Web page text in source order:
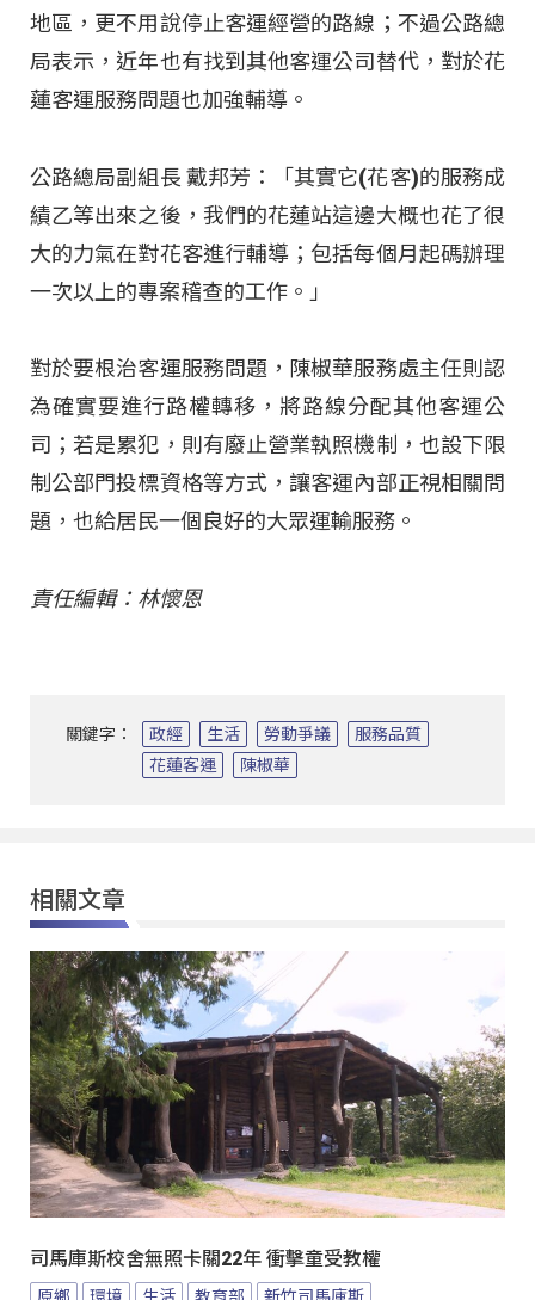
地區，更不用說停止客運經營的路線；不過公路總
局表示，近年也有找到其他客運公司替代，對於花
蓮客運服務問題也加強輔導。
公路總局副組長 戴邦芳：「其實它(花客)的服務成
績乙等出來之後，我們的花蓮站這邊大概也花了很
大的力氣在對花客進行輔導；包括每個月起碼辦理
一次以上的專案稽查的工作。」
對於要根治客運服務問題，陳椒華服務處主任則認
為確實要進行路權轉移，將路線分配其他客運公
司；若是累犯，則有廢止營業執照機制，也設下限
制公部門投標資格等方式，讓客運內部正視相關問
題，也給居民一個良好的大眾運輸服務。
責任編輯：林懷恩
關鍵字： 政經 生活 勞動爭議
服務品質
花蓮客運
陳椒華
相關文章
司馬庫斯校舍無照卡關22年 衝擊童受教權